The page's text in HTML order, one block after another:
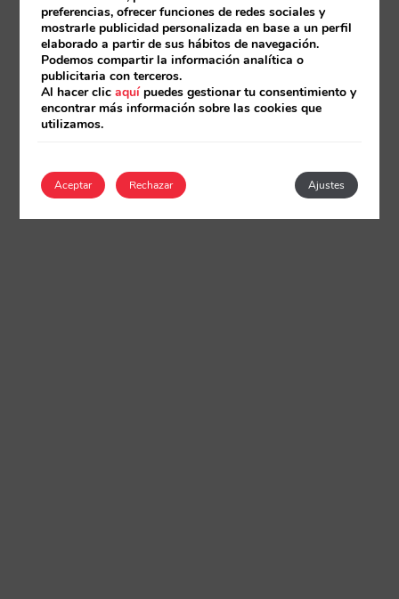
preferencias, ofrecer funciones de redes sociales y
mostrarle publicidad personalizada en base a un perfil
elaborado a partir de sus hábitos de navegación.
Podemos compartir la información analítica o
publicitaria con terceros.
Al hacer clicaquípuedes gestionar tu consentimiento y
encontrar más información sobre las cookies que
utilizamos.
Aceptar Ajustes
Rechazar